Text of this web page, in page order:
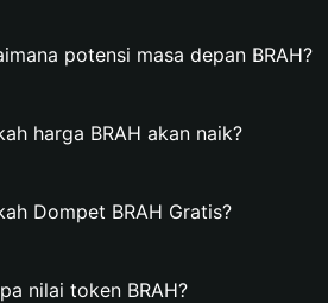
potensi masa depan BRAH?
harga BRAH akan naik?
Dompet BRAH Gratis?
nilai token BRAH?